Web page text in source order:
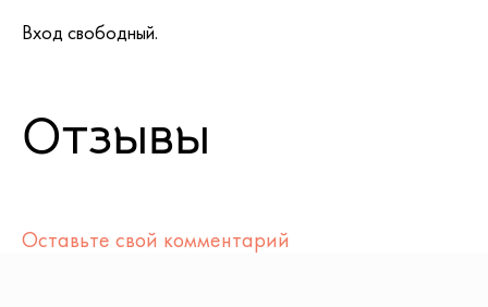
Вход свободный.
Отзывы
Оставьте свой комментарий